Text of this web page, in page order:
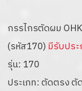
กรรไกรตัดผม
(รหัส170) มีรับปร
รุ่น: 170
ประเภท: ตัดตรง